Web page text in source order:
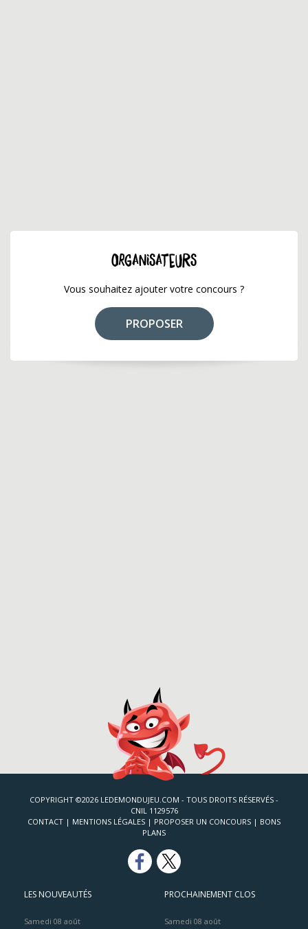
ORGANISATEURS
Vous souhaitez ajouter votre concours ?
PROPOSER
COPYRIGHT ©2026 LEDEMONDUJEU.COM - TOUS DROITS RÉSERVÉS -
CNIL 1129576
CONTACT | MENTIONS LÉGALES | PROPOSER UN CONCOURS | BONS
PLANS
LES NOUVEAUTÉS
Samedi 08 août
PROCHAINEMENT CLOS
Samedi 08 août